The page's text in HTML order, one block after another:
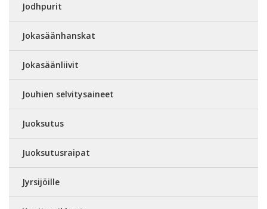
Jodhpurit
Jokasäänhanskat
Jokasäänliivit
Jouhien selvitysaineet
Juoksutus
Juoksutusraipat
Jyrsijöille